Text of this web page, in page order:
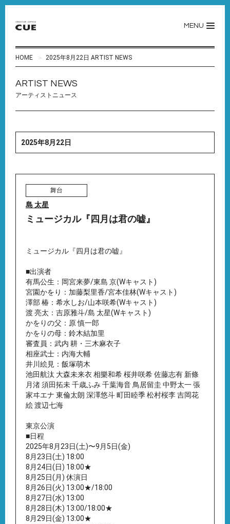
MENU
HOME 2025年8月22日 ARTIST NEWS
ARTIST NEWS
アーティストニュース
2025年8月22日
舞台
島 太星
ミュージカル『四月は君の嘘』
ミュージカル『四月は君の嘘』
■出演者
有馬公生：岡宮来夢/東島 京(Wキャスト)
宮園かをり：加藤梨里香/宮本佳林(Wキャスト)
澤部 椿：希水しお/山本咲希(Wキャスト)
渡 亮太：吉原雅斗/島 太星(Wキャスト)
かをりの父：原 慎一郎
かをりの母：鈴木結加里
審査員：武内 耕・三木麻衣子
相座武士：内海大輔
井川絵見：飯塚萌木
池田航汰 大森未来衣 相樂和希 桜井咲希 佐藤志有 新條
月渚 須田拓未 千歳ふみ 千葉海音 鳥居留圭 中野太一 張
家ヰエナ 東倫太朗 深澤悠斗 町田睦季 松村桜李 吉岡花
絵 渡辺七海
東京公演
■日程
2025年8月23日(土)〜9月5日(金)
8月23日(土) 18:00
8月24日(日) 18:00★
8月25日(月) 休演日
8月26日(火) 13:00★/18:00
8月27日(水) 13:00
8月28日(木) 13:00/18:00★
8月29日(金) 13:00★